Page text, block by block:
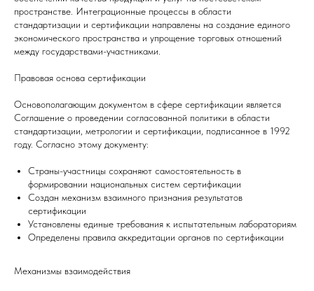
пространстве. Интеграционные процессы в области
стандартизации и сертификации направлены на создание единого
экономического пространства и упрощение торговых отношений
между государствами-участниками.
Правовая основа сертификации
Основополагающим документом в сфере сертификации является
Соглашение о проведении согласованной политики в области
стандартизации, метрологии и сертификации, подписанное в 1992
году. Согласно этому документу:
Страны-участницы сохраняют самостоятельность в
формировании национальных систем сертификации
Создан механизм взаимного признания результатов
сертификации
Установлены единые требования к испытательным лабораториям
Определены правила аккредитации органов по сертификации
Механизмы взаимодействия